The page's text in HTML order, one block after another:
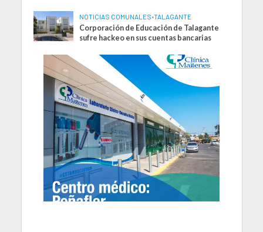
NOTICIAS COMUNALES•TALAGANTE
Corporación de Educación de Talagante
sufre hackeo en sus cuentas bancarias